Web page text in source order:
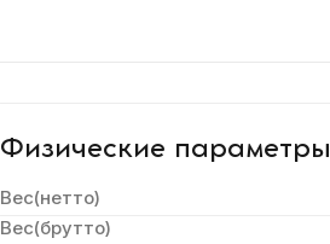
Физические параметры
Вес(нетто)
Вес(брутто)